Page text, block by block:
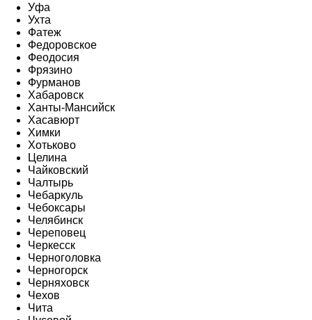
Уфа
Ухта
Фатеж
Федоровское
Феодосия
Фрязино
Фурманов
Хабаровск
Ханты-Мансийск
Хасавюрт
Химки
Хотьково
Целина
Чайковский
Чалтырь
Чебаркуль
Чебоксары
Челябинск
Череповец
Черкесск
Черноголовка
Черногорск
Черняховск
Чехов
Чита